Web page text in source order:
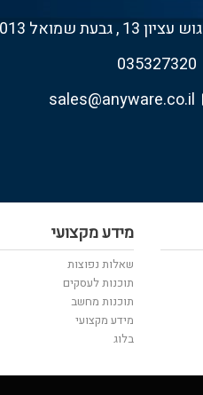
גוש עציון 13 , גבעת שמואל 5403013
035327320
מידע מקצועי
שאלות נפוצות
תוכנות לעסקים
תוכנות מחשב
מידע מקצועי
בלוג